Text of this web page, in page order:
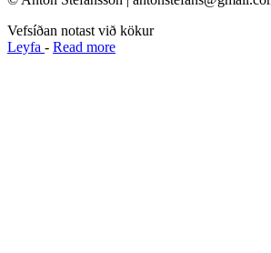
Vefsíðan notast við kökur
Leyfa - Read more